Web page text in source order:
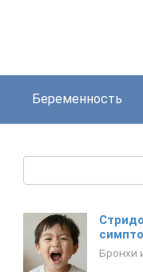
Беременность
Бронхи